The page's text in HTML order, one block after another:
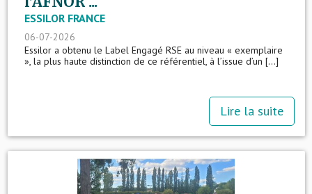
ESSILOR FRANCE
06-07-2026
Essilor a obtenu le Label Engagé RSE au niveau « exemplaire
», la plus haute distinction de ce référentiel, à l’issue d’un [...]
Lire la suite